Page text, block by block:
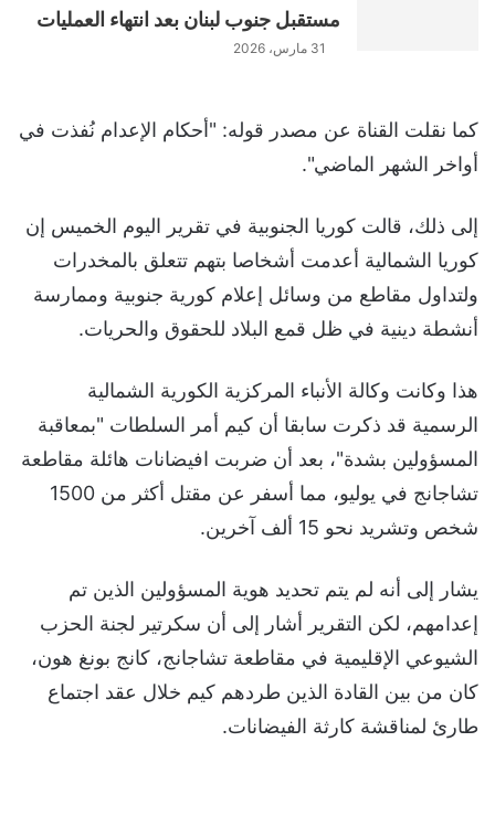
مستقبل جنوب لبنان بعد انتهاء العمليات
31 مارس، 2026
كما نقلت القناة عن مصدر قوله: "أحكام الإعدام نُفذت في
أواخر الشهر الماضي".
إلى ذلك، قالت كوريا الجنوبية في تقرير اليوم الخميس إن
كوريا الشمالية أعدمت أشخاصا بتهم تتعلق بالمخدرات
ولتداول مقاطع من وسائل إعلام كورية جنوبية وممارسة
أنشطة دينية في ظل قمع البلاد للحقوق والحريات.
هذا وكانت وكالة الأنباء المركزية الكورية الشمالية
الرسمية قد ذكرت سابقا أن كيم أمر السلطات "بمعاقبة
المسؤولين بشدة"، بعد أن ضربت افيضانات هائلة مقاطعة
تشاجانج في يوليو، مما أسفر عن مقتل أكثر من 1500
شخص وتشريد نحو 15 ألف آخرين.
يشار إلى أنه لم يتم تحديد هوية المسؤولين الذين تم
إعدامهم، لكن التقرير أشار إلى أن سكرتير لجنة الحزب
الشيوعي الإقليمية في مقاطعة تشاجانج، كانج بونغ هون،
كان من بين القادة الذين طردهم كيم خلال عقد اجتماع
طارئ لمناقشة كارثة الفيضانات.